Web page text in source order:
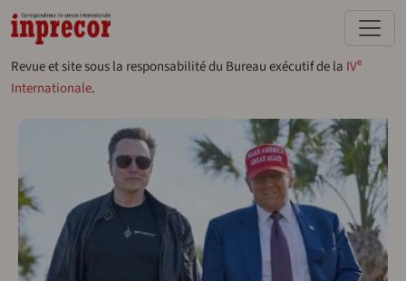
Aller au contenu principal
Revue et site sous la responsabilité du Bureau exécutif de la IVe
Internationale.